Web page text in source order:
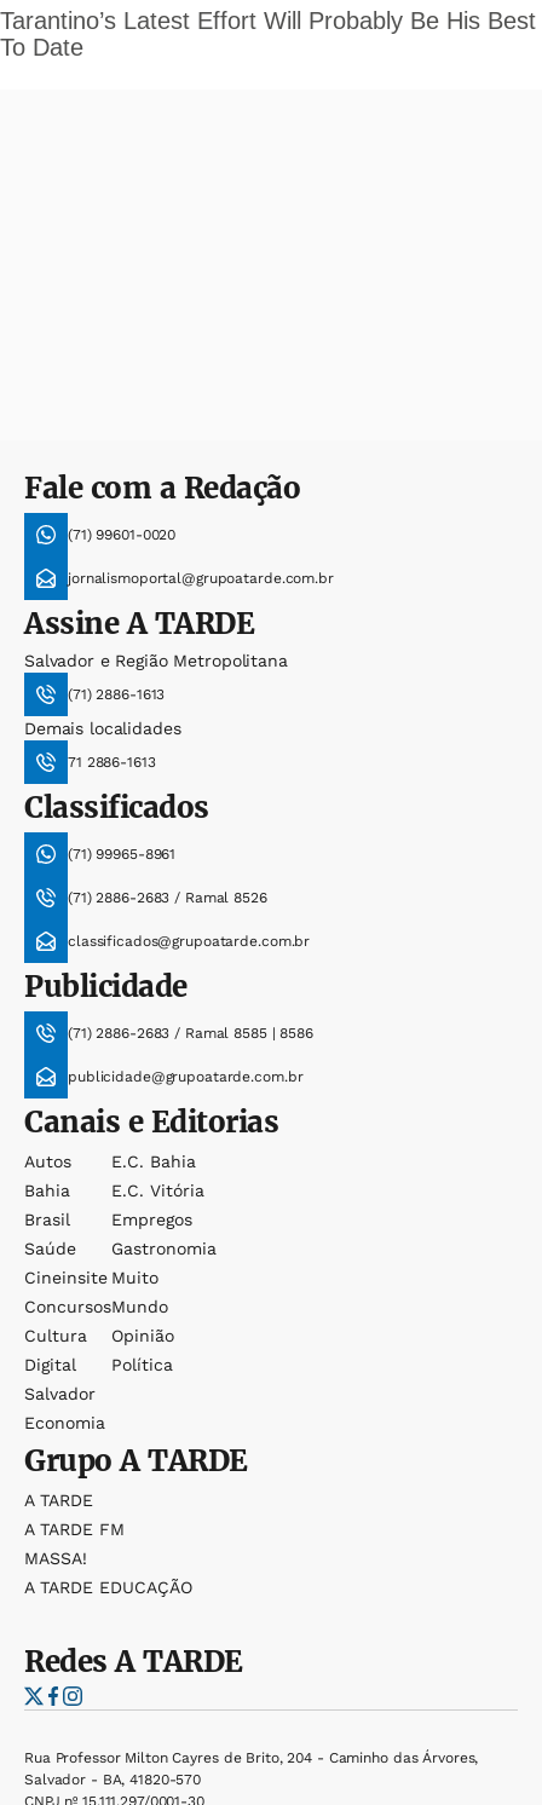
Fale com a Redação
(71) 99601-0020
jornalismoportal@grupoatarde.com.br
AssineA TARDE
Salvador e Região Metropolitana
(71) 2886-1613
Demais localidades
71 2886-1613
Classificados
(71) 99965-8961
(71) 2886-2683 / Ramal 8526
classificados@grupoatarde.com.br
Publicidade
(71) 2886-2683 / Ramal 8585 | 8586
publicidade@grupoatarde.com.br
Canais e Editorias
Autos
Bahia
Brasil
Saúde
Cineinsite
Concursos
Cultura
Digital
Salvador
Economia
E.c. Bahia
E.c. Vitória
Empregos
Gastronomia
Muito
Mundo
Opinião
Política
GrupoA TARDE
A TARDE
A TARDE FM
MASSA!
A TARDE EDUCAÇÃO
RedesA TARDE
Rua Professor Milton Cayres de Brito, 204 - Caminho das Árvores,
Salvador - BA, 41820-570
CNPJ nº 15.111.297/0001-30